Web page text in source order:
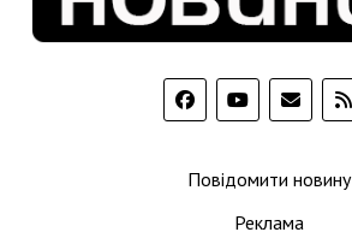
Повідомити новину
Реклама